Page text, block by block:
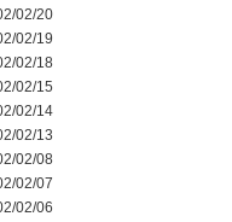
02/20
02/19
02/18
02/15
02/14
02/13
02/08
02/07
02/06